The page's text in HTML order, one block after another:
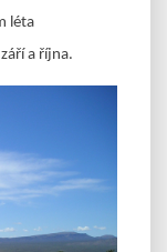
léta
a října.